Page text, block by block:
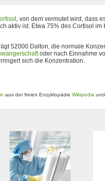
, von dem vermutet wird, dass
aktiv ist. Etwa 75% des Cortisol im
52000 Dalton, die normale
oder nach Einnahme
sich die Konzentration.
aus der freien Enzyklopädie Wikipedia